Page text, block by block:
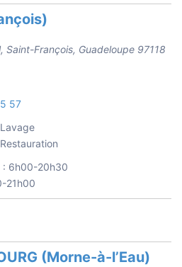
Saint-François, Guadeloupe 97118
57
Lavage
Restauration
: 6h00-20h30
21h00
(Morne-à-l’Eau)